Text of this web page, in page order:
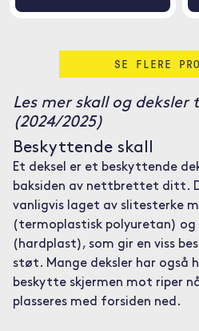
SE FLERE
Les mer skall og deksler
(2024/2025)
Beskyttende skall
Et deksel er et beskyttende
baksiden av nettbrettet ditt.
vanligvis laget av slitesterke
(termoplastisk polyuretan) og
(hardplast), som gir en viss
støt. Mange deksler har også
beskytte skjermen mot riper
plasseres med forsiden ned.